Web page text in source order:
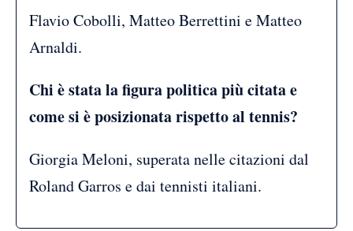
Flavio Cobolli, Matteo Berrettini e Matteo
Arnaldi.
Chi è stata la figura politica più citata e
come si è posizionata rispetto al tennis?
Giorgia Meloni, superata nelle citazioni dal
Roland Garros e dai tennisti italiani.